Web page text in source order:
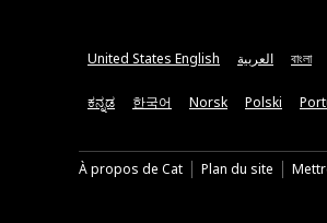
United States English العربية বাংলা
ಕನ್ನಡ 한국어 Norsk Polski
À propos de Cat Plan du site